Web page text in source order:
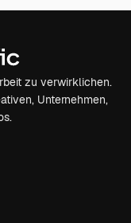
zu verwirklichen.
Unternehmen,